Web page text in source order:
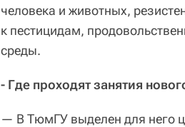
человека и животных,
к пестицидам,
среды.
- Где проходят занятия
— В ТюмГУ выделен для него